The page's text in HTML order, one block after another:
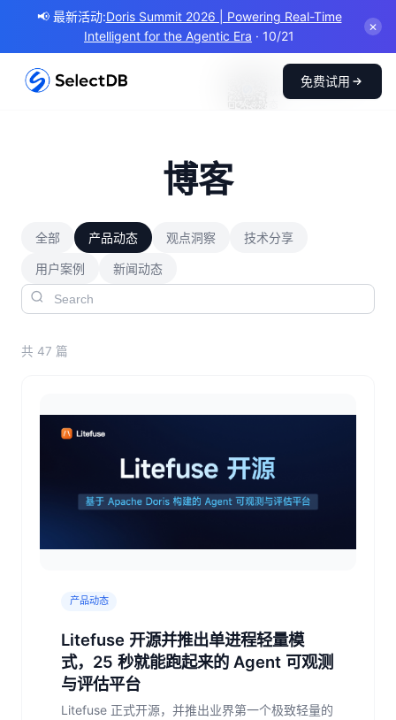
📢 最新活动:Doris Summit 2026 | Powering Real-Time
Intelligent for the Agentic Era · 10/21
✕
免费试用
SelectDB 公众号
获取技术干货和产品动
博客
全部 产品动态 观点洞察 技术分享
用户案例 新闻动态
共 47 篇
产品动态
Litefuse 开源并推出单进程轻量模
式，25 秒就能跑起来的 Agent 可观测
与评估平台
Litefuse 正式开源，并推出业界第一个极致轻量的